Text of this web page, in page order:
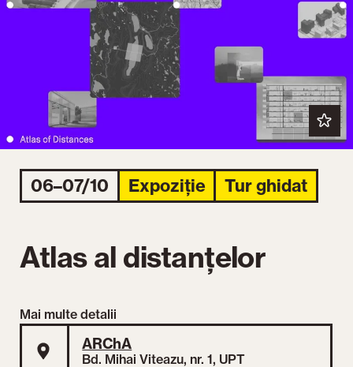
06–07/10 Expoziție Tur ghidat
Atlas al distanțelor
Mai multe detalii
ARChA
Bd. Mihai Viteazu, nr. 1, UPT